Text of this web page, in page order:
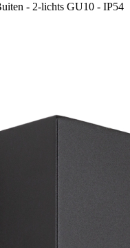
- 2-lichts GU10 - IP54